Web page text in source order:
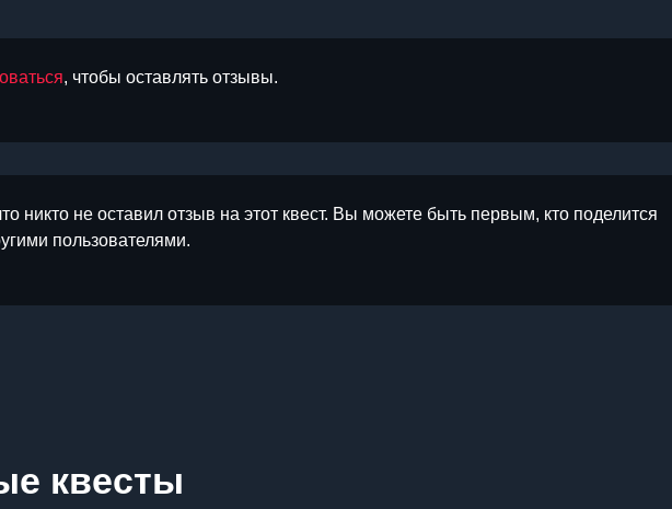
, чтобы оставлять отзывы.
никто не оставил отзыв на этот квест. Вы можете быть первым, кто поделится
пользователями.
квесты